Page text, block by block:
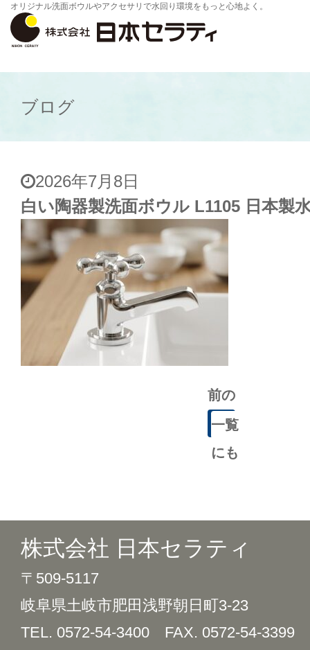
オリジナル洗面ボウルやアクセサリで水回り環境をもっと心地よく。
ブログ
2026年7月8日
白い陶器製洗面ボウル L1105 日本製
前の
記事
一覧
にも
株式会社 日本セラティ
〒509-5117
岐阜県土岐市肥田浅野朝日町3-23
TEL. 0572-54-3400 FAX. 0572-54-3399